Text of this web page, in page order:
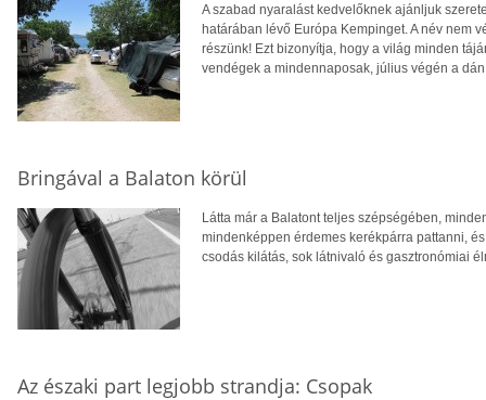
A szabad nyaralást kedvelőknek ajánljuk
határában lévő Európa Kempinget. A név nem
részünk! Ezt bizonyítja, hogy a világ minden
vendégek a mindennaposak, július végén a
Bringával a Balaton körül
Látta már a Balatont teljes szépségében,
mindenképpen érdemes kerékpárra pattanni,
csodás kilátás, sok látnivaló és gasztronómiai
Az északi part legjobb strandja: Csopak